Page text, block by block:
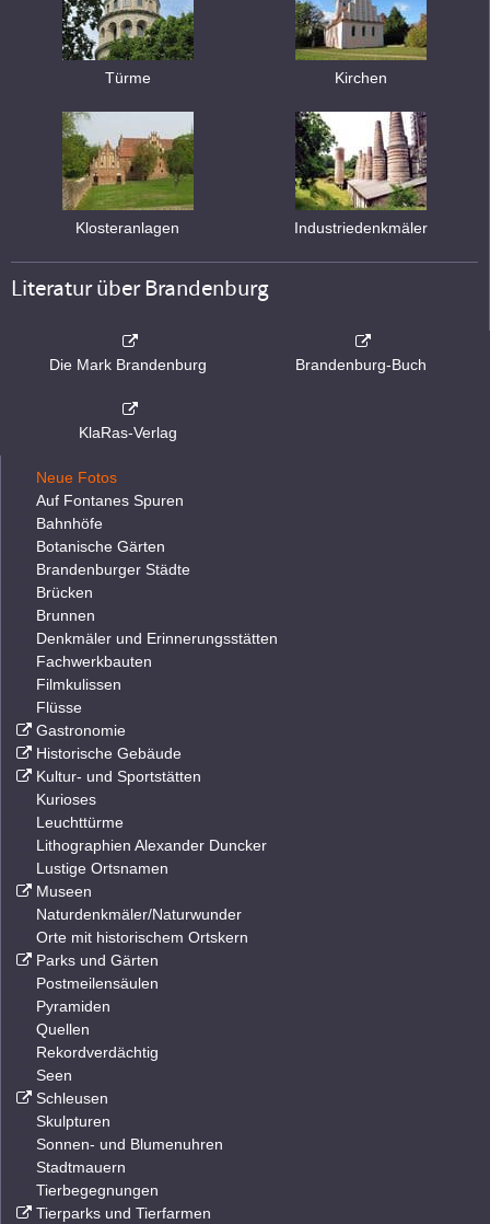
Türme Kirchen
Klosteranlagen Industriedenkmäler
Literatur über Brandenburg
Die Mark Brandenburg Brandenburg-Buch
KlaRas-Verlag
Neue Fotos
Auf Fontanes Spuren
Bahnhöfe
Botanische Gärten
Brandenburger Städte
Brücken
Brunnen
Denkmäler und Erinnerungsstätten
Fachwerkbauten
Filmkulissen
Flüsse
Gastronomie
Historische Gebäude
Kultur- und Sportstätten
Kurioses
Leuchttürme
Lithographien Alexander Duncker
Lustige Ortsnamen
Museen
Naturdenkmäler/Naturwunder
Orte mit historischem Ortskern
Parks und Gärten
Postmeilensäulen
Pyramiden
Quellen
Rekordverdächtig
Seen
Schleusen
Skulpturen
Sonnen- und Blumenuhren
Stadtmauern
Tierbegegnungen
Tierparks und Tierfarmen